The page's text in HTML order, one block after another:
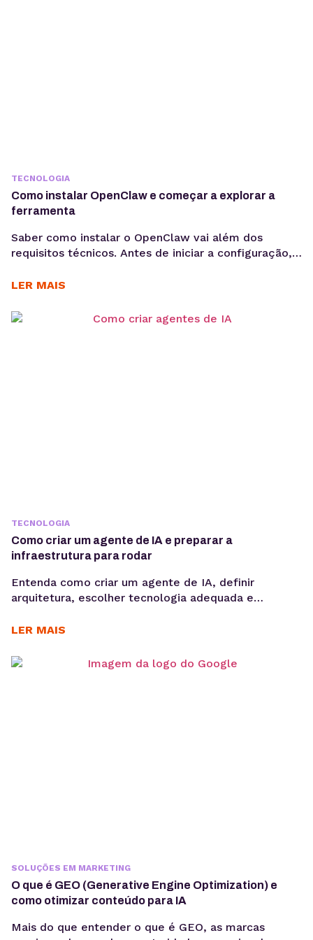
TECNOLOGIA
Como instalar OpenClaw e começar a explorar a
ferramenta
Saber como instalar o OpenClaw vai além dos
requisitos técnicos. Antes de iniciar a configuração,
casos de uso e como a ferramenta pode contribuir
OpenClaw centraliza a criação e operação de
LER MAIS
TECNOLOGIA
Como criar um agente de IA e preparar a
infraestrutura para rodar
Entenda como criar um agente de IA, definir
arquitetura, escolher tecnologia adequada e
considerando integrações, observabilidade, custos
vai além de escolher um modelo de linguagem ou
LER MAIS
SOLUÇÕES EM MARKETING
O que é GEO (Generative Engine Optimization) e
como otimizar conteúdo para IA
Mais do que entender o que é GEO, as marcas